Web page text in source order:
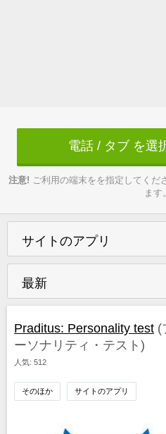
電話 / タブ を選
注意! ご利用の端末をを指定してくだ
ます。
サイトのアプリ
最新
Praditus: Personality test (
ーソナリティ・テスト)
人気: 512
そのほか サイトのアプリ